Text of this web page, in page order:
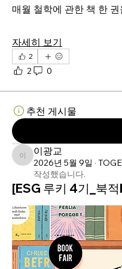
매월 철학에 관한 책 한
자세히 보기
2
2 0
추천 게시물
이광교
이광교
2026년 5월 9일 ·
작성했습니다.
[ESG 루키 4기_북